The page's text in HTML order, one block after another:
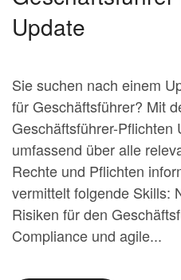
Update
Sie suchen nach einem
für Geschäftsführer? Mit
Geschäftsführer-Pflichten
umfassend über alle
Rechte und Pflichten
vermittelt folgende Skills:
Risiken für den
Compliance und agile...